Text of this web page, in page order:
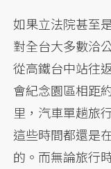
如果立法院甚至
對全台大多數洽
從高鐵台中站往
會紀念園區相距
里，汽車單趟旅
這些時間都還是
的。而無論旅行